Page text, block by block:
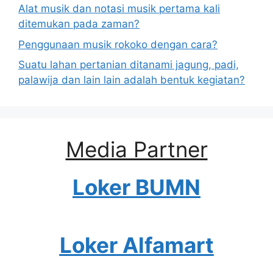
Alat musik dan notasi musik pertama kali
ditemukan pada zaman?
Penggunaan musik rokoko dengan cara?
Suatu lahan pertanian ditanami jagung, padi,
palawija dan lain lain adalah bentuk kegiatan?
Media Partner
Loker BUMN
Loker Alfamart